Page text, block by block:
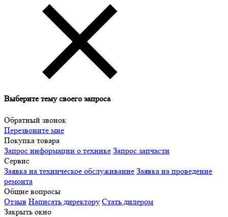
Выберите тему своего запроса
Обратный звонок
Перезвоните мне
Покупка товара
Запрос информации о технике Запрос запчасти
Сервис
Заявка на техническое обслуживание Заявка на проведение
ремонта
Общие вопросы
Отзыв Написать директору Стать дилером
Закрыть окно